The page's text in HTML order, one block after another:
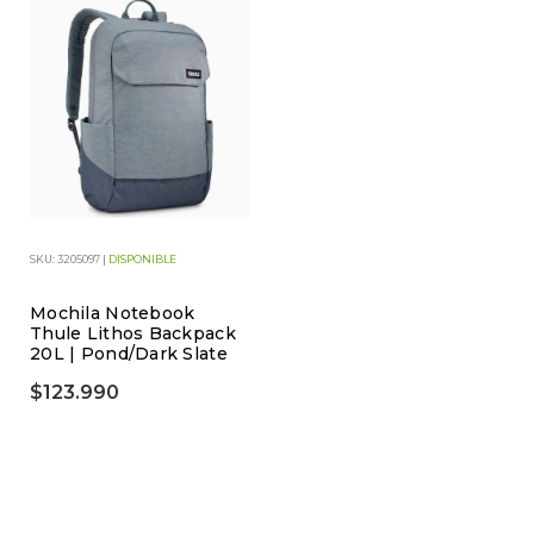
SKU: 3205097 | DISPONIBLE
Mochila Notebook
Thule Lithos Backpack
20L | Pond/Dark Slate
$123.990